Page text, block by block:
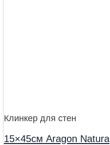
Клинкер для стен
15×45см Aragon Natura